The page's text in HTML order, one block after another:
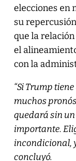
elecciones en
su
que la
el
con la
“Si Trump
muchos
quedará sin
importante.
incondicional,
concluyó.